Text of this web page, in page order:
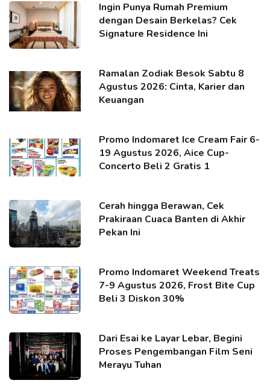
Ingin Punya Rumah Premium
dengan Desain Berkelas? Cek
Signature Residence Ini
Ramalan Zodiak Besok Sabtu 8
Agustus 2026: Cinta, Karier dan
Keuangan
Promo Indomaret Ice Cream Fair 6-
19 Agustus 2026, Aice Cup-
Concerto Beli 2 Gratis 1
Cerah hingga Berawan, Cek
Prakiraan Cuaca Banten di Akhir
Pekan Ini
Promo Indomaret Weekend Treats
7-9 Agustus 2026, Frost Bite Cup
Beli 3 Diskon 30%
Dari Esai ke Layar Lebar, Begini
Proses Pengembangan Film Seni
Merayu Tuhan